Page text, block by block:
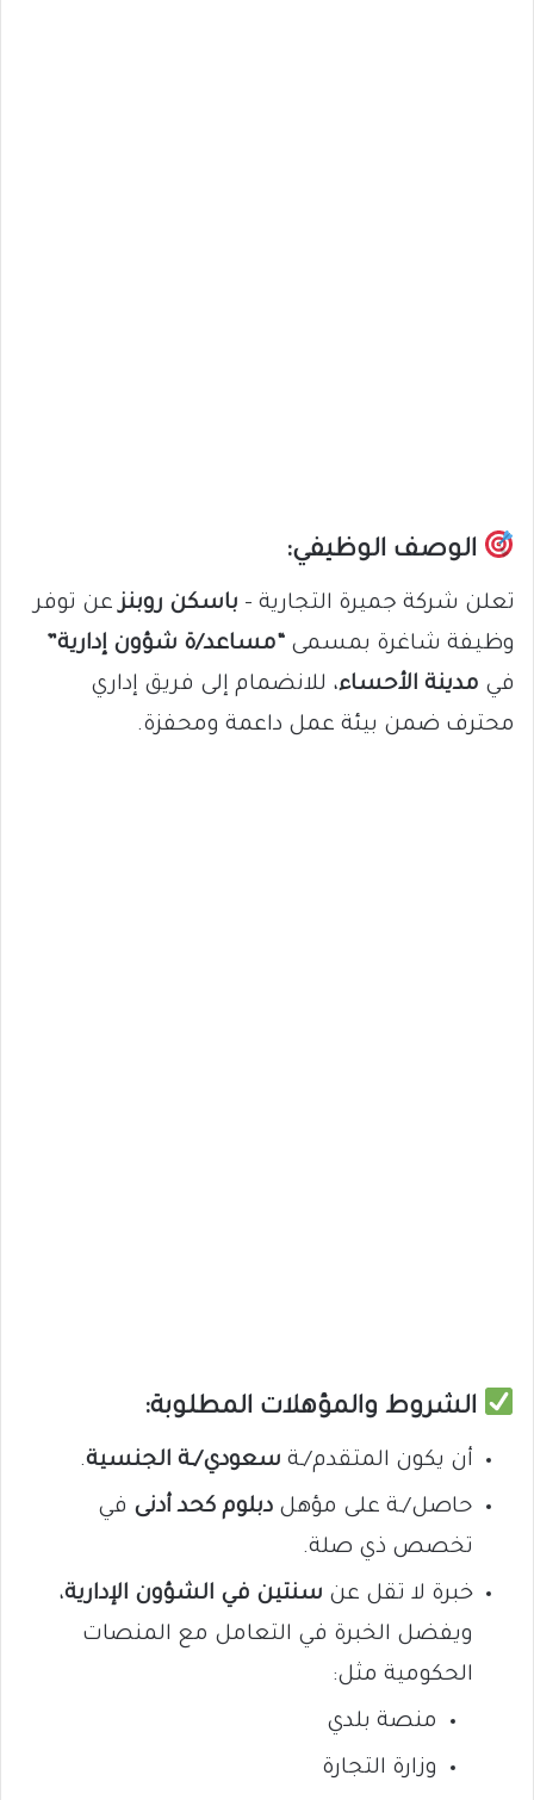
الوصف الوظيفي:
تعلن شركة جميرة التجارية – باسكن روبنزعن توفر
وظيفة شاغرة بمسمى “مساعد/ة شؤون إدارية”
في مدينة الأحساء، للانضمام إلى فريق إداري
محترف ضمن بيئة عمل داعمة ومحفزة.
الشروط والمؤهلات المطلوبة:
أن يكون المتقدم/ـة سعودي/ـة الجنسية.
حاصل/ـة على مؤهل دبلوم كحد أدنى في
تخصص ذي صلة.
خبرة لا تقل عن سنتين في الشؤون الإدارية،
ويفضل الخبرة في التعامل مع المنصات
الحكومية مثل:
منصة بلدي
وزارة التجارة